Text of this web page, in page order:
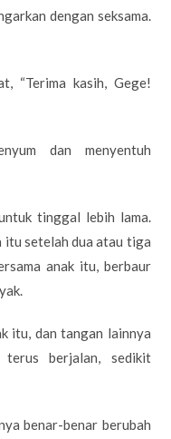
dengan seksama.
“Terima kasih, Gege!
dan menyentuh
tinggal lebih lama.
setelah dua atau tiga
anak itu, berbaur
itu, dan tangan lainnya
berjalan, sedikit
benar-benar berubah